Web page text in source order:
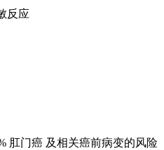
反应
肛门癌 及相关癌前病变的风险